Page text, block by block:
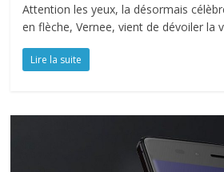
Attention les yeux, la désormais
en flèche, Vernee, vient de dévoiler la
Lire la suite